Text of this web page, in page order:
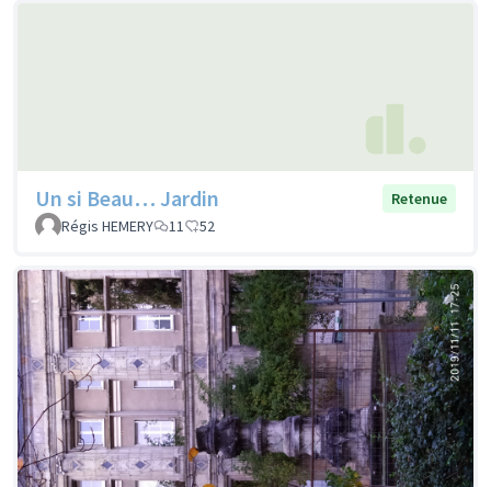
Un si Beau… Jardin
Retenue
Régis HEMERY
11 52